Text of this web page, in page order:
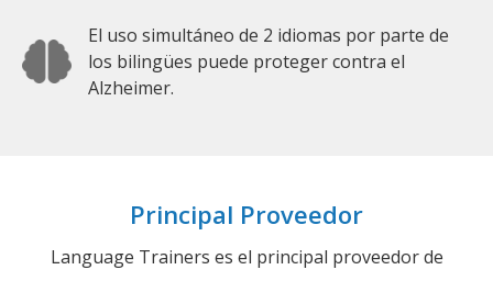
El uso simultáneo de 2 idiomas por parte de
los bilingües puede proteger contra el
Alzheimer.
Principal Proveedor
Language Trainers es el principal proveedor de